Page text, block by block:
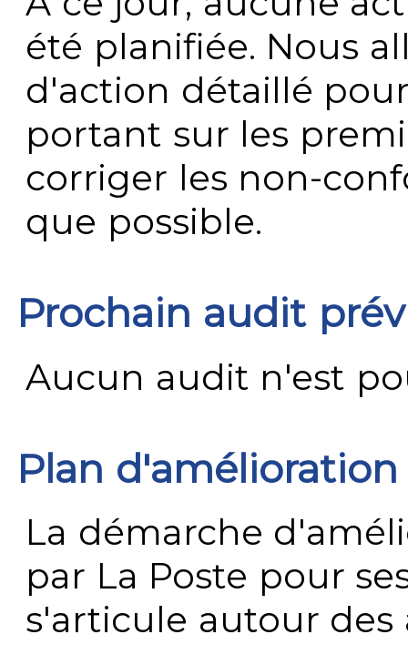
été planifiée. Nous
d'action détaillé
portant sur les
corriger les non-
que possible.
Prochain audit
Aucun audit n'est
Plan
La démarche
par La Poste pour
s'articule autour des